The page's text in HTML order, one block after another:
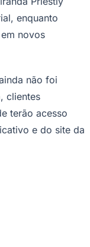
novos
não foi
terão acesso
e do site da